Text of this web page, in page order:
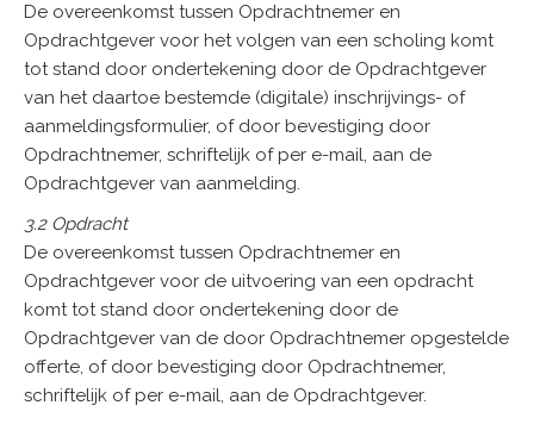
De overeenkomst tussen Opdrachtnemer en
Opdrachtgever voor het volgen van een scholing komt
tot stand door ondertekening door de Opdrachtgever
van het daartoe bestemde (digitale) inschrijvings- of
aanmeldingsformulier, of door bevestiging door
Opdrachtnemer, schriftelijk of per e-mail, aan de
Opdrachtgever van aanmelding.
3.2 Opdracht
De overeenkomst tussen Opdrachtnemer en
Opdrachtgever voor de uitvoering van een opdracht
komt tot stand door ondertekening door de
Opdrachtgever van de door Opdrachtnemer opgestelde
offerte, of door bevestiging door Opdrachtnemer,
schriftelijk of per e-mail, aan de Opdrachtgever.